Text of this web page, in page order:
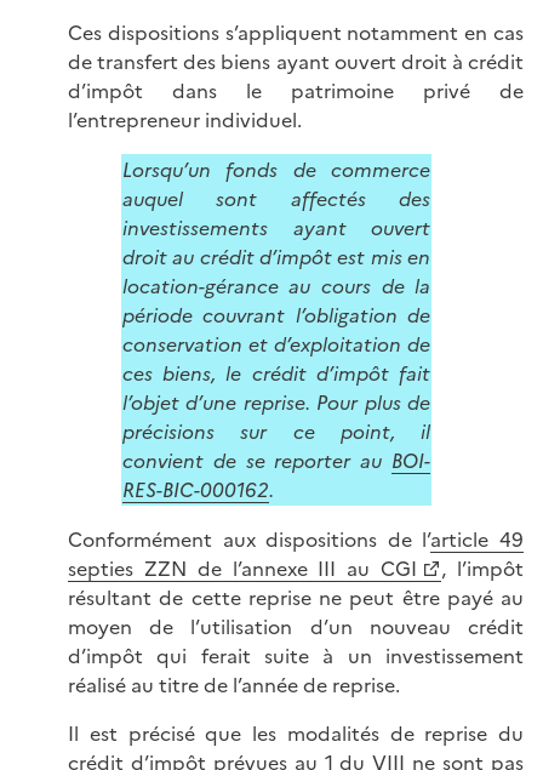
Ces dispositions s’appliquent notamment en cas
de transfert des biens ayant ouvert droit à crédit
d’impôt dans le patrimoine privé de
l’entrepreneur individuel.
Lorsqu’un fonds de commerce
auquel sont affectés des
investissements ayant ouvert
droit au crédit d’impôt est mis en
location-gérance au cours de la
période couvrant l’obligation de
conservation et d’exploitation de
ces biens, le crédit d’impôt fait
l’objet d’une reprise. Pour plus de
précisions sur ce point,il
convient de se reporter au BOI-
RES-BIC-000162.
Conformément aux dispositions de l’article 49
septies ZZN de l’annexe III au CGI
, l’impôt
résultant de cette reprise ne peut être payé au
moyen de l’utilisation d’un nouveau crédit
d’impôt qui ferait suite à un investissement
réalisé au titre de l’année de reprise.
Il est précisé que les modalités de reprise du
crédit d’impôt prévues au 1 du VIII ne sont pas